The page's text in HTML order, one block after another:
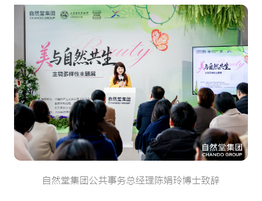
自然堂集团公共事务总经理陈娟玲博士致辞